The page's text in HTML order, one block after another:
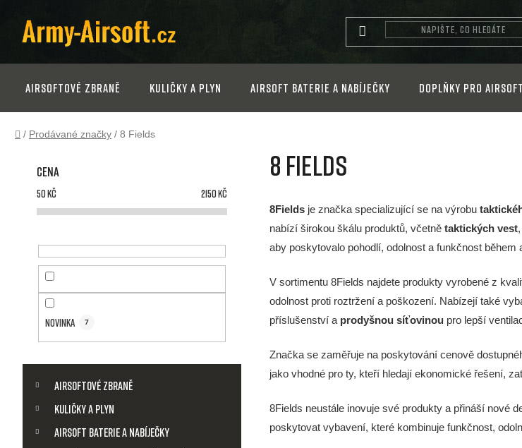
obsah
Airsoftové zbraně Kuličky a plyn Airsoft baterie a nabíječky Doplňky pro
Domů
/ Prodávané značky / 8 Fields
P
Cena
50Kč 2150Kč
Novinka 7
kategorieAirsoftové zbraně
Kuličky a plyn
Airsoft baterie a nabíječky
8 Fields
8Fields je značka specializující se na výrobu
nabízí širokou škálu produktů, včetně taktických vest,
aby poskytovalo pohodlí, odolnost a funkčnost během
V sortimentu 8Fields najdete produkty vyrobené z
odolnost proti roztržení a poškození. Nabízejí také
příslušenství a prodyšnou síťovinou pro lepší
Značka se zaměřuje na poskytování cenově
jako vhodné pro ty, kteří hledají ekonomické řešení,
8Fields neustále inovuje své produkty a přináší nové
poskytovat vybavení, které kombinuje funkčnost,